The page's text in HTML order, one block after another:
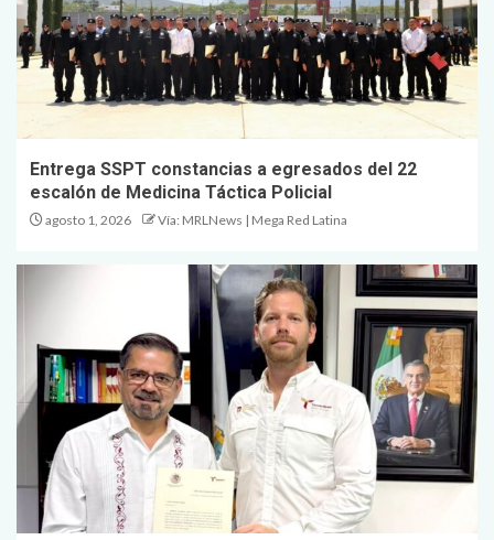
Entrega SSPT constancias a egresados del 22
escalón de Medicina Táctica Policial
agosto 1, 2026 Vía: MRLNews | Mega Red Latina